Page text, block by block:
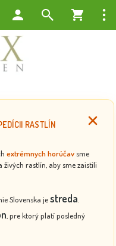
RASTLÍN
extrémnych horúčav sme
rastlín, aby sme zaistili
Slovenska jestreda
, pre ktorý platí posledný